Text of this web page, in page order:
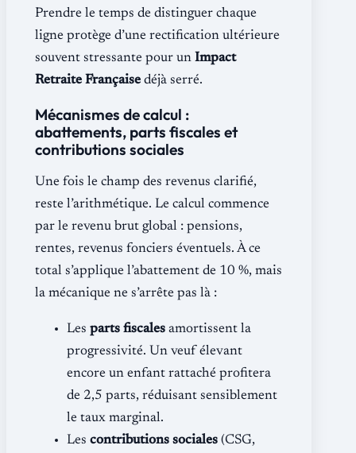
Prendre le temps de distinguer chaque
ligne protège d’une rectification ultérieure
souvent stressante pour un Impact
Retraite Française déjà serré.
Mécanismes de calcul :
abattements, parts fiscales et
contributions sociales
Une fois le champ des revenus clarifié,
reste l’arithmétique. Le calcul commence
par le revenu brut global : pensions,
rentes, revenus fonciers éventuels. À ce
total s’applique l’abattement de 10 %, mais
la mécanique ne s’arrête pas là :
Les parts fiscales amortissent la
progressivité. Un veuf élevant
encore un enfant rattaché profitera
de 2,5 parts, réduisant sensiblement
le taux marginal.
Les contributions sociales (CSG,